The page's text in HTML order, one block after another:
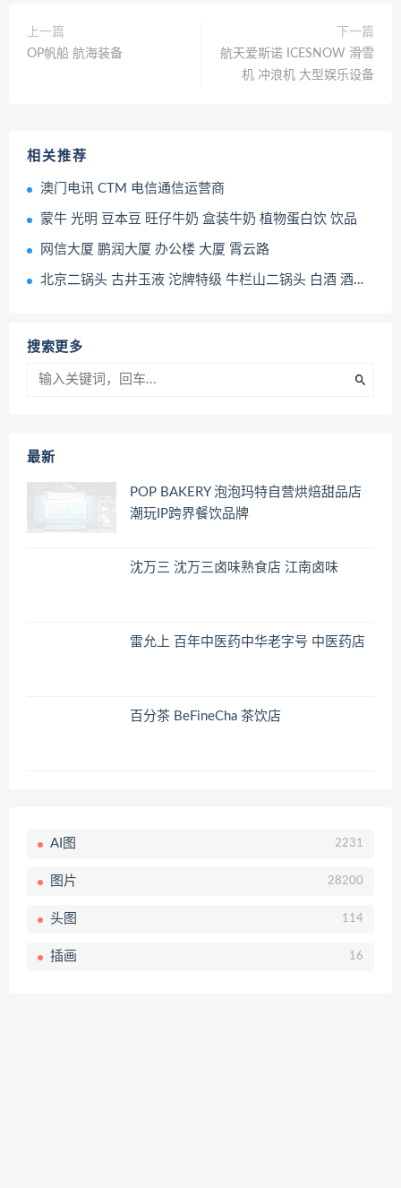
上一篇
OP帆船 航海装备
下一篇
航天爱斯诺 ICESNOW 滑雪
机 冲浪机 大型娱乐设备
相关推荐
澳门电讯 CTM 电信通信运营商
蒙牛 光明 豆本豆 旺仔牛奶 盒装牛奶 植物蛋白饮 饮品
网信大厦 鹏润大厦 办公楼 大厦 霄云路
北京二锅头 古井玉液 沱牌特级 牛栏山二锅头 白酒 酒类产品
搜索更多
最新
POP BAKERY 泡泡玛特自营烘焙甜品店
潮玩IP跨界餐饮品牌
沈万三 沈万三卤味熟食店 江南卤味
雷允上 百年中医药中华老字号 中医药店
百分茶 BeFineCha 茶饮店
AI图 2231
图片 28200
头图 114
插画 16